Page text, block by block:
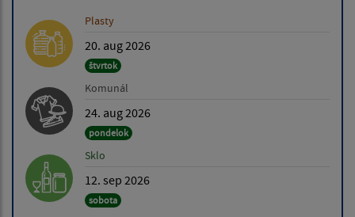
Plasty
20. aug 2026
štvrtok
Komunál
24. aug 2026
pondelok
Sklo
12. sep 2026
sobota